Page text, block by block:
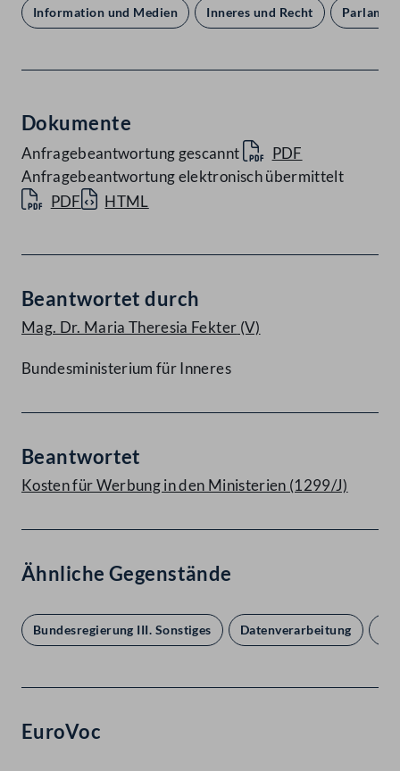
Information und Medien Inneres und Recht
Dokumente
Anfragebeantwortung gescannt
PDF
Anfragebeantwortung elektronisch übermittelt
PDF
HTML
Beantwortet durch
Mag. Dr. Maria Theresia Fekter (V)
Bundesministerium für Inneres
Beantwortet
Kosten für Werbung in den Ministerien (1299/J)
Ähnliche Gegenstände
Bundesregierung III. Sonstiges Datenverarbeitung
EuroVoc